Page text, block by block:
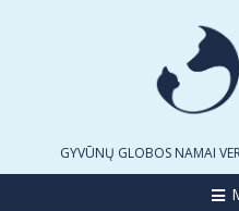
GYVŪNŲ GLOBOS NAMAI